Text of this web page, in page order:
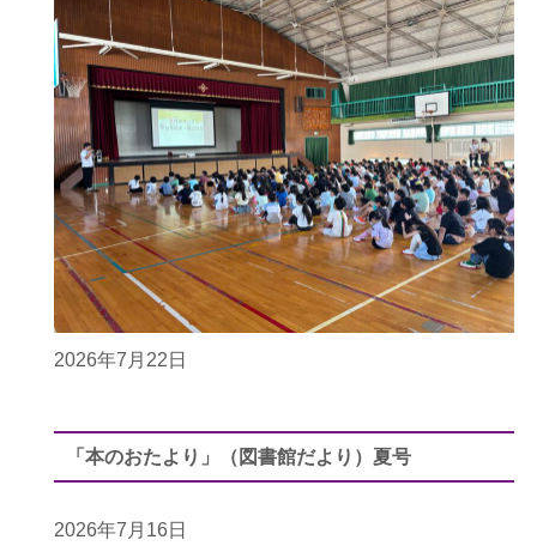
2026年7月22日
「本のおたより」（図書館だより）夏号
2026年7月16日